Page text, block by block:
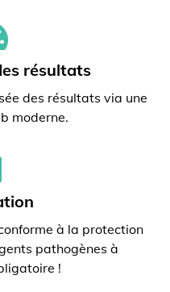
résultats
des résultats via une
moderne.
à la protection
pathogènes à
!